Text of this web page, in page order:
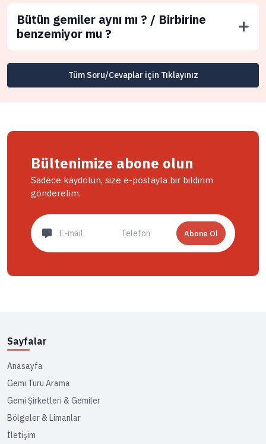
Bütün gemiler aynı mı ? / Birbirine
benzemiyor mu ?
Tüm Soru/Cevaplar için Tıklayınız
Bültenimize abone olun
Sadece kaydolun, size e-postayla bir bildirim
gönderelim.
Abone Ol
Sayfalar
Anasayfa
Gemi Turu Arama
Gemi Şirketleri & Gemiler
Bölgeler & Limanlar
İletişim